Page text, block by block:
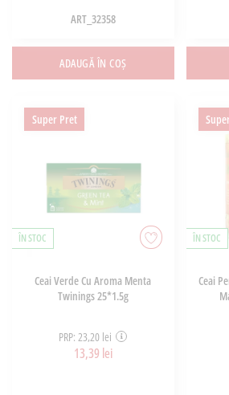
ART_32358
ADAUGĂ ÎN COȘ
Super Pret
ÎN STOC
Ceai Verde Cu Aroma Menta
Twinings 25*1.5g
PRP: 23,20 lei
13,39 lei
ÎN STOC
Ceai